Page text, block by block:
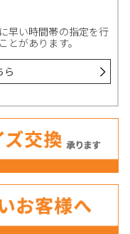
早い時間帯の指定を行
とがあります。
ら